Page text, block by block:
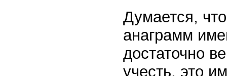
Думается,
анаграмм
достаточно
учесть, это